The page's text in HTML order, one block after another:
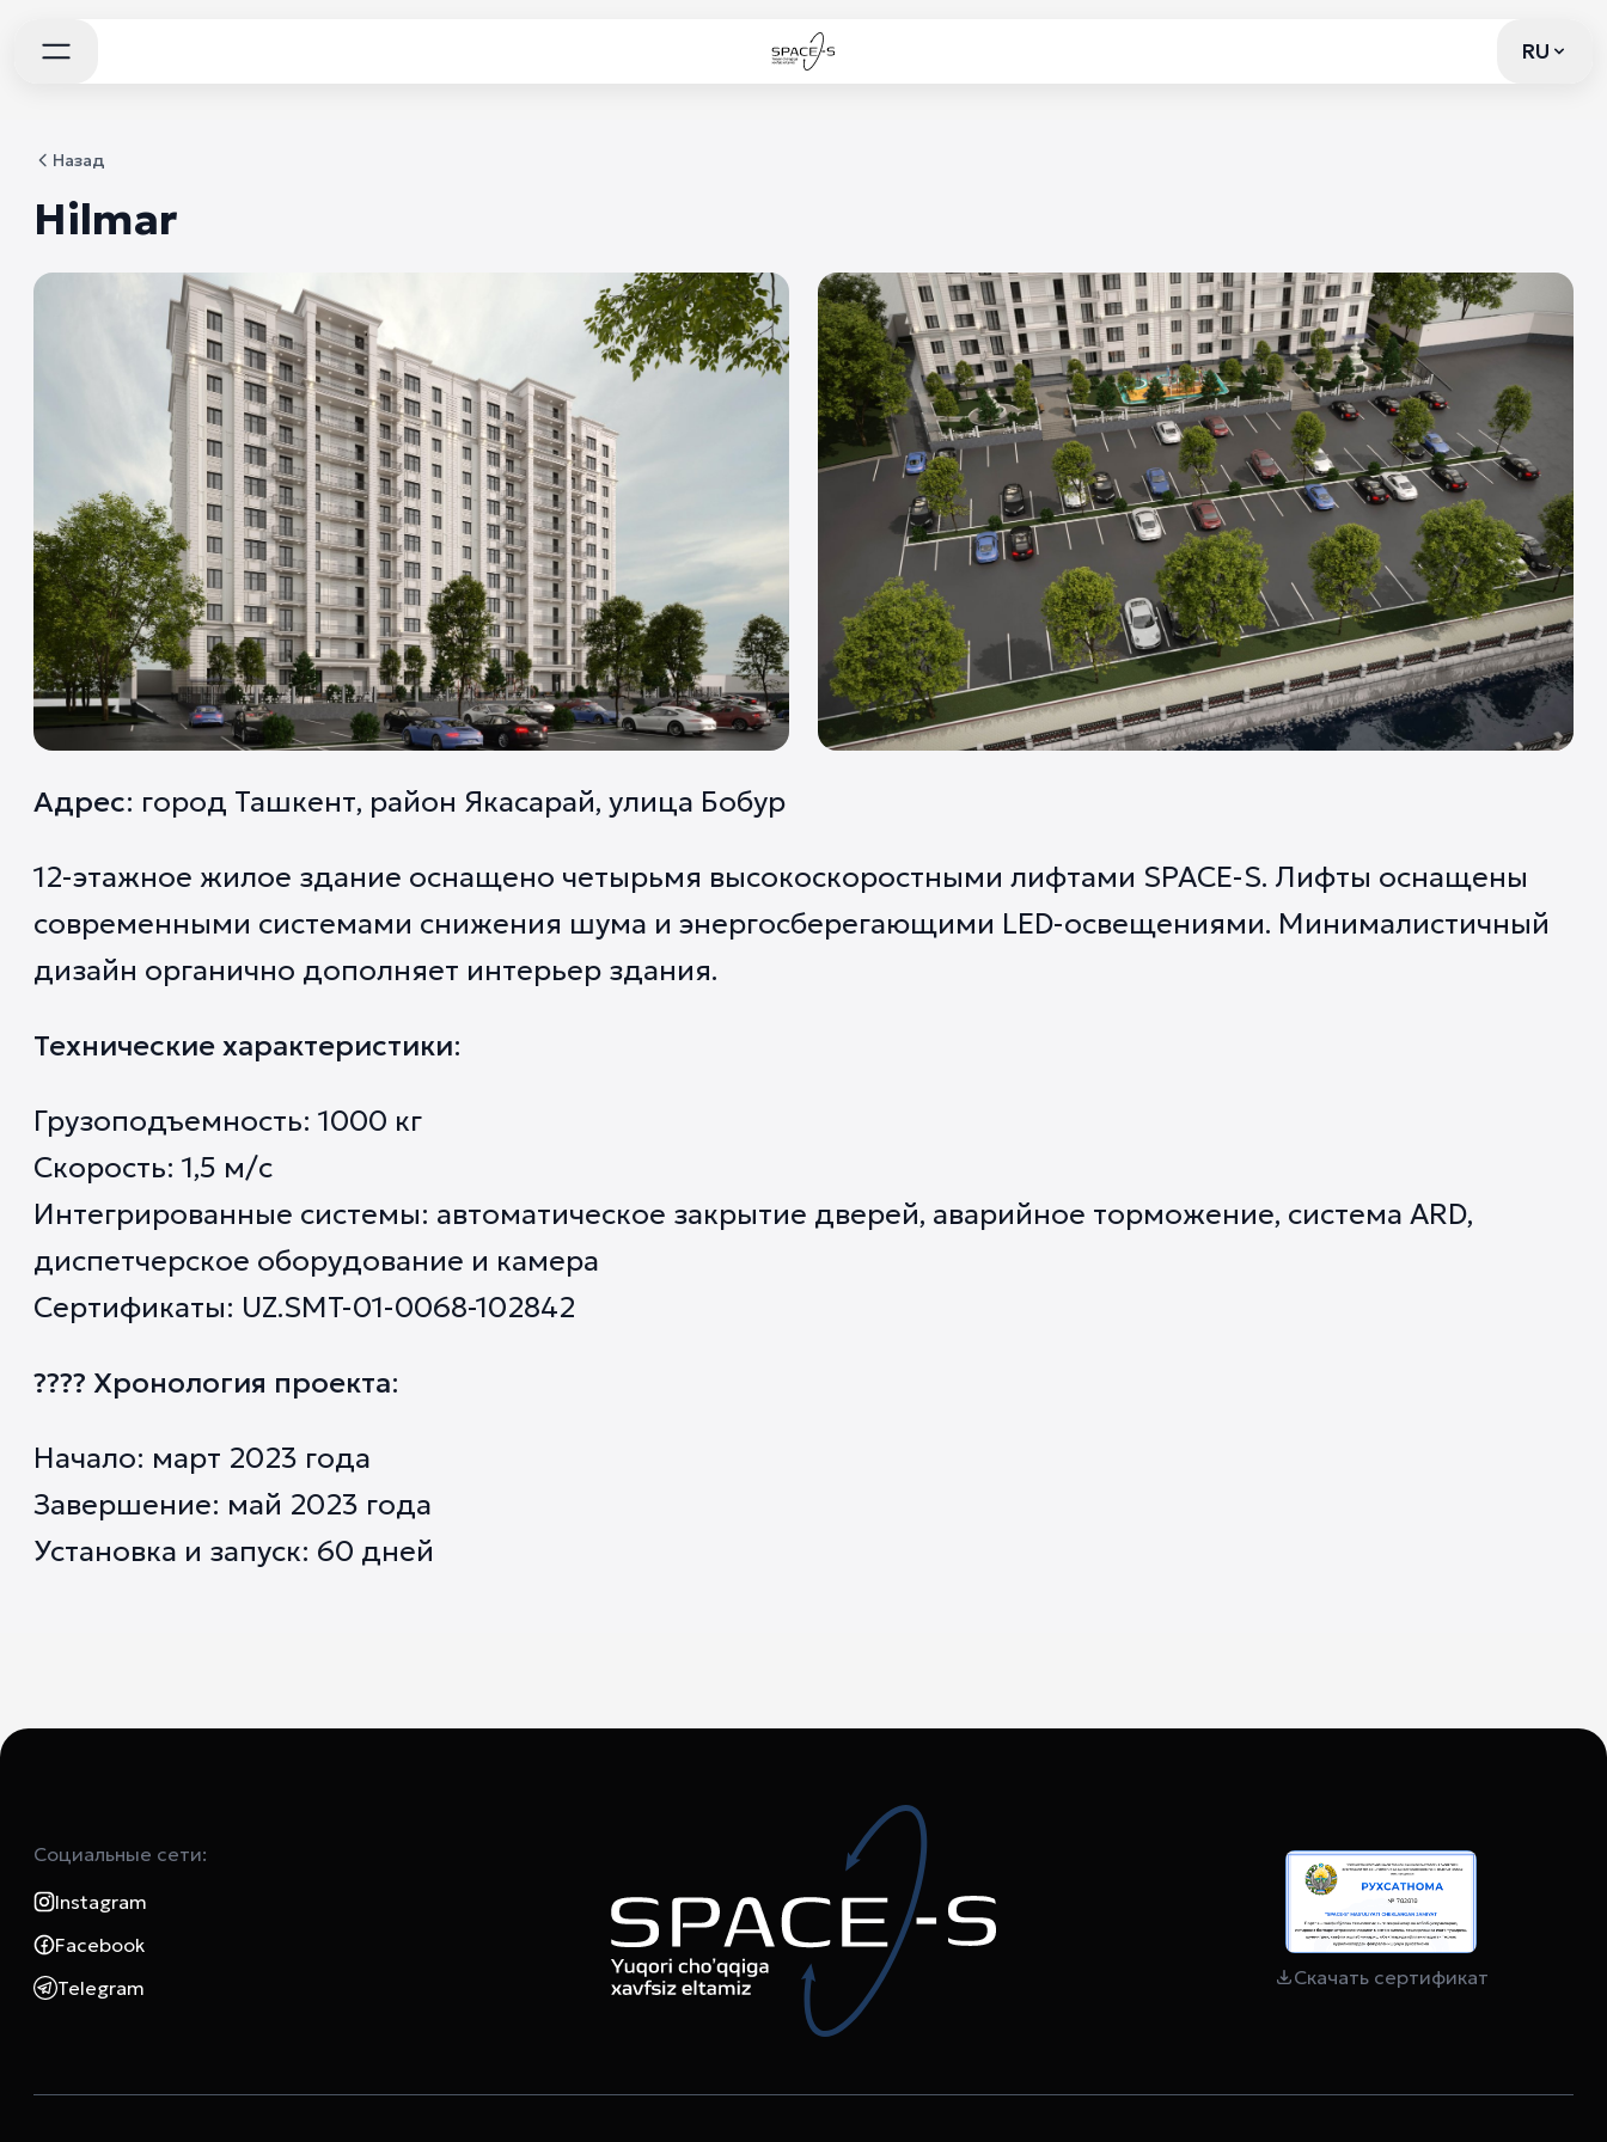
RURU
Назад
Hilmar
Адрес: город Ташкент, район Якасарай, улица Бобур
12-этажное жилое здание оснащено четырьмя высокоскоростными лифтами SPACE-S. Лифты оснащены
современными системами снижения шума и энергосберегающими LED-освещениями. Минималистичный
дизайн органично дополняет интерьер здания.
Технические характеристики:
Грузоподъемность: 1000 кг
Скорость: 1,5 м/с
Интегрированные системы: автоматическое закрытие дверей, аварийное торможение, система ARD,
диспетчерское оборудование и камера
Сертификаты: UZ.SMT-01-0068-102842
???? Хронология проекта:
Начало: март 2023 года
Завершение: май 2023 года
Установка и запуск: 60 дней
Социальные сети:
Instagram
Facebook
Telegram
Скачать сертификат